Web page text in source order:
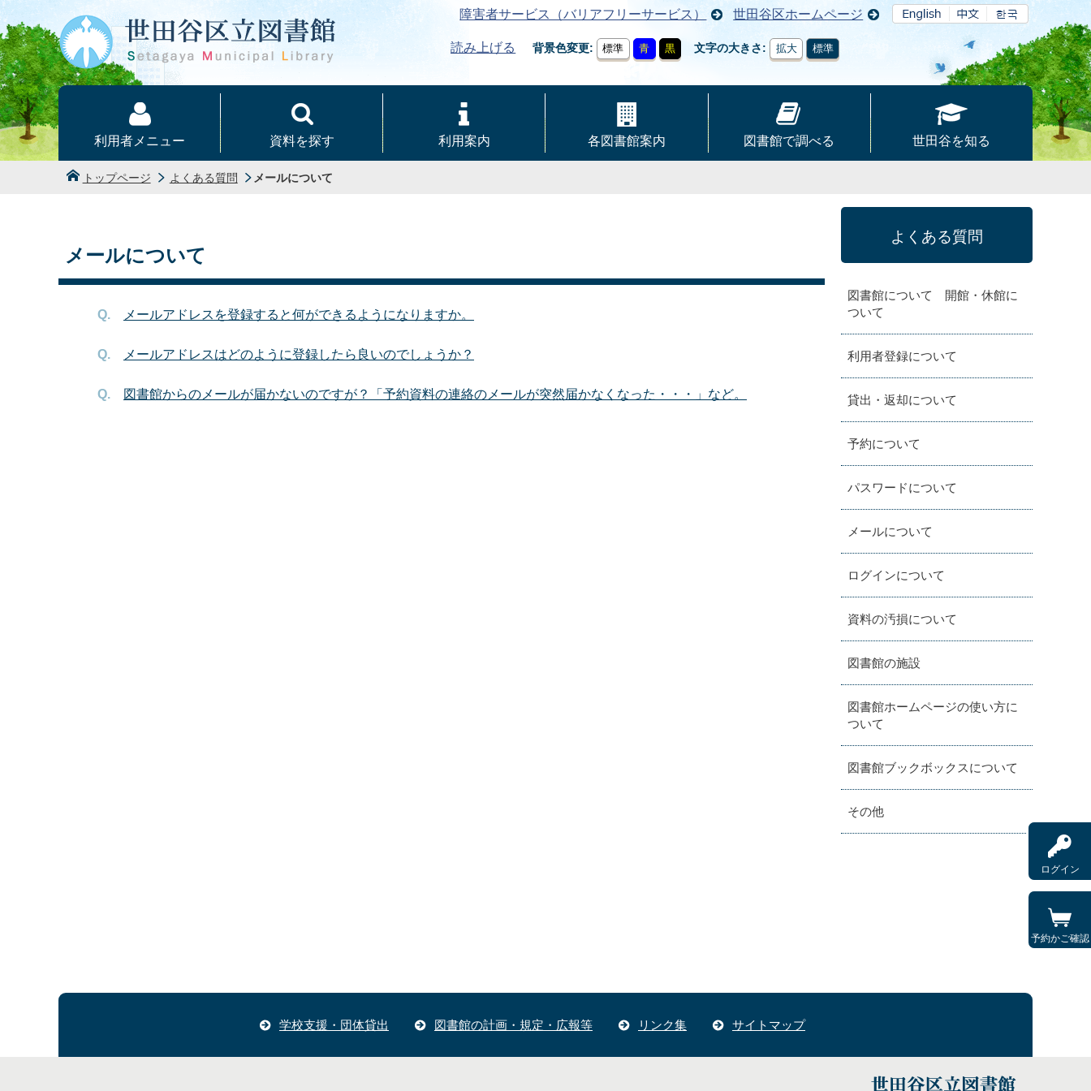
本文へ
障害者サービス（バリアフリーサービス） 世田谷区ホームページ
読み上げる 背景色変更 標準 青 黒 文字の大きさ 拡大 標準
ログイン
予約かご確認
利用者メニュー 資料を探す 利用案内 各図書館案内 図書館で調べる 世田谷を知る
トップページ よくある質問 メールについて
メールについて
メールアドレスを登録すると何ができるようになりますか。
メールアドレスはどのように登録したら良いのでしょうか？
図書館からのメールが届かないのですが？「予約資料の連絡のメールが突然届かなくなった・・・」など。
よくある質問
図書館について 開館・休館に
ついて
利用者登録について
貸出・返却について
予約について
パスワードについて
メールについて
ログインについて
資料の汚損について
図書館の施設
図書館ホームページの使い方に
ついて
図書館ブックボックスについて
その他
学校支援・団体貸出 図書館の計画・規定・広報等 リンク集 サイトマップ